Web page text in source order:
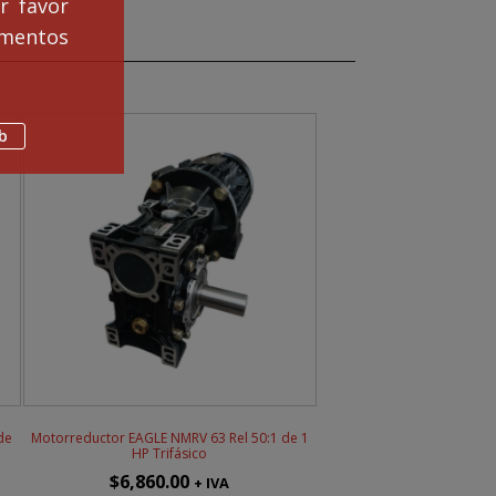
Motorreductor EAGLE NMRV 63 Rel 50:1 de 1
HP Trifásico
$6,860.00 + IVA